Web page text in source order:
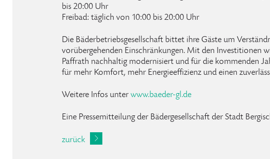
bis 20:00 Uhr
Freibad: täglich von 10:00 bis 20:00 Uhr
Die Bäderbetriebsgesellschaft bittet ihre Gäste um
vorübergehenden Einschränkungen. Mit den Investitionen
Paffrath nachhaltig modernisiert und für die kommenden
für mehr Komfort, mehr Energieeffizienz und einen
Weitere Infos unter www.baeder-gl.de
Eine Pressemitteilung der Bädergesellschaft der Stadt
zurück